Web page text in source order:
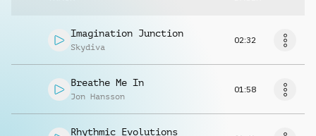
Imagination Junction
Skydiva
02:32
Breathe Me In
Jon Hansson
01:58
Rhythmic Evolutions